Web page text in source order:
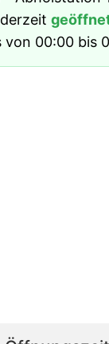
von 00:00 bis